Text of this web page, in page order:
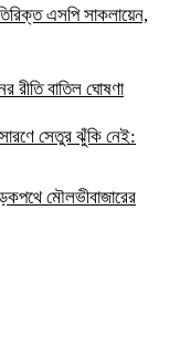
এসপি সাকলায়েন,
রীতি বাতিল ঘোষণা
সেতুর ঝুঁকি নেই:
মৌলভীবাজারের